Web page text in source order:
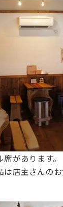
があります。
は店主さんの